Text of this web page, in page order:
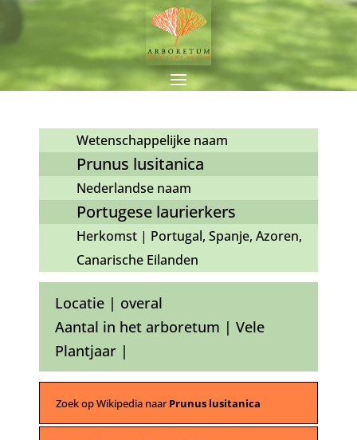
Wetenschappelijke naam
Prunus lusitanica
Nederlandse naam
Portugese laurierkers
Herkomst | Portugal, Spanje, Azoren,
Canarische Eilanden
Locatie | overal
Aantal in het arboretum | Vele
Plantjaar |
Zoek op Wikipedia naarPrunus lusitanica